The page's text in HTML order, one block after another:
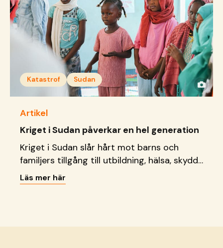
Katastrof Sudan
Artikel
Kriget i Sudan påverkar en hel generation
Kriget i Sudan slår hårt mot barns och
familjers tillgång till utbildning, hälsa, skydd
och grundläggande behov.
Läs mer här